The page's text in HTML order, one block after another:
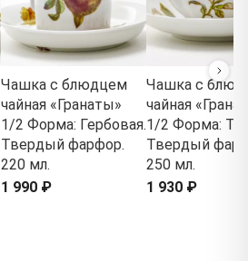
Чашка с блюдцем
чайная «Гранаты»
1/2 Форма: Гербовая.
Твердый фарфор.
220 мл.
1 990 ₽
Чашка с
чайная
1/2 Форма:
Твердый
250 мл.
1 930 ₽